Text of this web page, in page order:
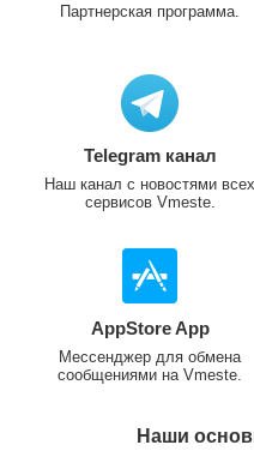
Партнерская программа.
Telegram канал
Наш канал с новостями всех
сервисов Vmeste.
AppStore App
Мессенджер для обмена
сообщениями на Vmeste.
Наши